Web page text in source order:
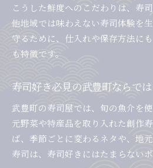
こうした鮮度へのこだわりは、寿
他地域では味わえない寿司体験を
守るために、仕入れや保存方法に
も特徴です。
寿司好き必見の武豊町ならで
武豊町の寿司屋では、旬の魚介を
元野菜や特産品を取り入れた創作
ば、季節ごとに変わるネタや、地
寿司は、寿司好きにはたまらないポ